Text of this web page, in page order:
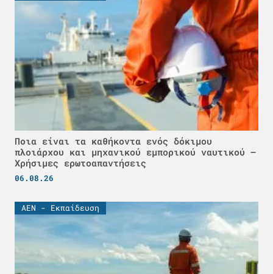
Ποια είναι τα καθήκοντα ενός δόκιμου
πλοιάρχου και μηχανικού εμπορικού ναυτικού –
Χρήσιμες ερωτοαπαντήσεις
06.08.26
ΑΕΝ - Εκπαίδευση